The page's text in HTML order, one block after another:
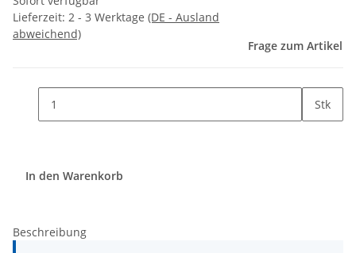
Lieferzeit: 2 - 3 Werktage (DE - Ausland
abweichend)
Frage zum Artikel
Stk
In den Warenkorb
Beschreibung